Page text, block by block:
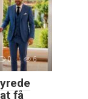
0 6
få